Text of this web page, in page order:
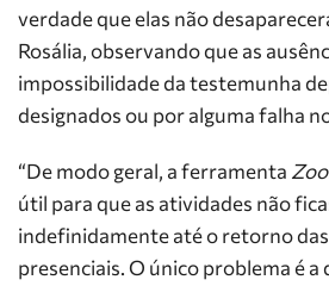
verdade que elas não
Rosália, observando que as
impossibilidade da testemunha
designados ou por alguma falha
“De modo geral, a ferramenta
útil para que as atividades não
indefinidamente até o retorno
presenciais. O único problema é